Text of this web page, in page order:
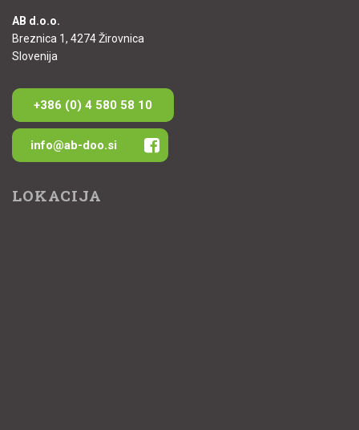
AB d.o.o.
Breznica 1, 4274 Žirovnica
Slovenija
+386 (0) 4 580 58 10
info@ab-doo.si
LOKACIJA